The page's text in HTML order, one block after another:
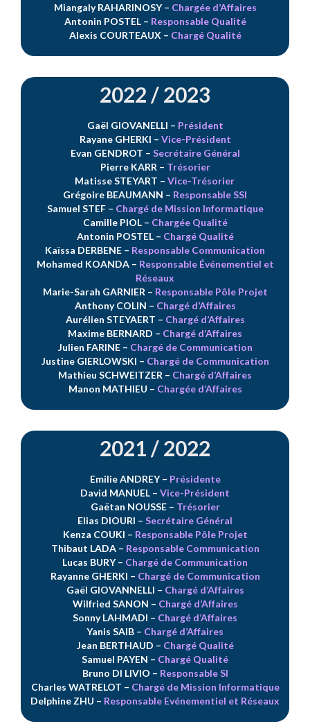
Miangaly RAHARINOSY– Chargée d’Affaires
Antonin POSTEL– Responsable Qualité
Alexis COURTEAUX – Chargé Qualité
2022 / 2023
Gaël GIOVANELLI – Président
Rayane GHERKI – Vice-Président
Evan GENDROT – Secrétaire Général
Pierre KARR – Trésorier
Matisse STEYART – Vice-Trésorier
Grégoire BEAUMANN – Responsable SSI
Samuel STEF– Chargé de Mission Informatique
Camille PIOL– Chargée Qualité
Antonin POSTEL– Chargé Qualité
Kaïssa DERBENE – Responsable Communication
Mohamed KOANDA– Responsable Événementiel et
Réseaux
Marie-Sarah GARNIER – Responsable Pôle Projet
Anthony COLIN – Chargé d’Affaires
Aurélien STEYAERT – Chargé d’Affaires
Maxime BERNARD – Chargé d’Affaires
Julien FARINE– Chargé de Communication
Justine GIERLOWSKI – Chargé de Communication
Mathieu SCHWEITZER – Chargé d’Affaires
Manon MATHIEU – Chargée d’Affaires
2021 / 2022
Emilie ANDREY– Présidente
David MANUEL – Vice-Président
Gaëtan NOUSSE– Trésorier
Elias DIOURI – Secrétaire Général
Kenza COUKI – Responsable Pôle Projet
Thibaut LADA– Responsable Communication
Lucas BURY– Chargé de Communication
Rayanne GHERKI – Chargé de Communication
Gaël GIOVANNELLI – Chargé d’Affaires
Wilfried SANON – Chargé d’Affaires
Sonny LAHMADI – Chargé d’Affaires
Yanis SAIB – Chargé d’Affaires
Jean BERTHAUD – Chargé Qualité
Samuel PAYEN – Chargé Qualité
Bruno DI LIVIO – Responsable SI
Charles WATRELOT – Chargé de Mission Informatique
Delphine ZHU – Responsable Evénementiel et Réseaux